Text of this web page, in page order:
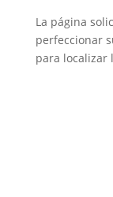
La página
perfeccionar
para localizar